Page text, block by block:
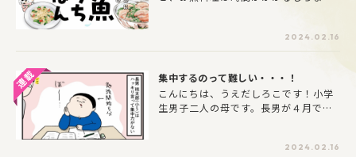
すすめです！ スーパーの鮮魚コーナー
活用術や簡単なのに美味しくてリピー
族に人気のお魚レシピは必見です。
2024.02.16
集中するのって難しい・・・！
こんにちは、うえだしろこです！小学
生男子二人の母です。長男が４月で６
引き締めて勉強をしている・・・と言
2024.02.16